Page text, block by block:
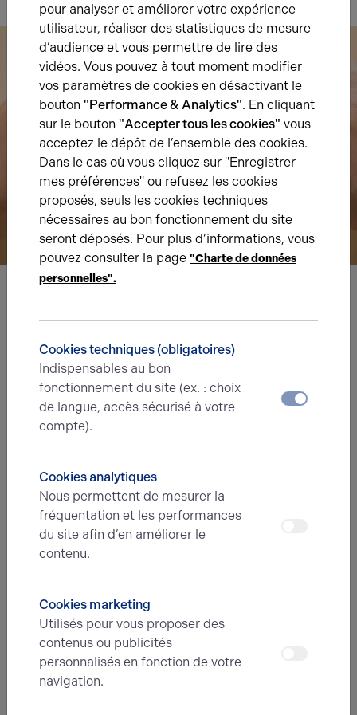
Nom*
E-mail*
Type d'offre
pour analyser et améliorer votre expérience
utilisateur, réaliser des statistiques de mesure
d’audience et vous permettre de lire des
vidéos. Vous pouvez à tout moment modifier
vos paramètres de cookies en désactivant le
bouton "Performance & Analytics". En cliquant
sur le bouton "Accepter tous les cookies" vous
acceptez le dépôt de l’ensemble des cookies.
Dans le cas où vous cliquez sur "Enregistrer
mes préférences" ou refusez les cookies
proposés, seuls les cookies techniques
nécessaires au bon fonctionnement du site
seront déposés. Pour plus d’informations, vous
pouvez consulter la page "Charte de données
personnelles".
Cookies techniques (obligatoires)
Indispensables au bon
fonctionnement du site (ex. : choix
de langue, accès sécurisé à votre
compte).
Cookies analytiques
Nous permettent de mesurer la
fréquentation et les performances
du site afin d’en améliorer le
contenu.
Cookies marketing
Utilisés pour vous proposer des
contenus ou publicités
personnalisés en fonction de votre
navigation.